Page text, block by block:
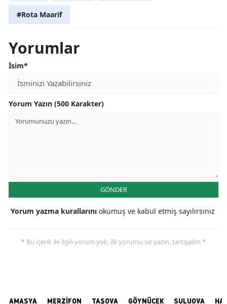
#Rota Maarif
Yorumlar
İsim*
Yorum Yazın (500 Karakter)
GÖNDER
Yorum yazma kurallarını okumuş ve kabul etmiş sayılırsınız
* Bu içerik ile ilgili yorum yok, ilk yorumu siz yazın, tartışalım *
AMASYA MERZİFON TAŞOVA GÖYNÜCEK SULUOVA